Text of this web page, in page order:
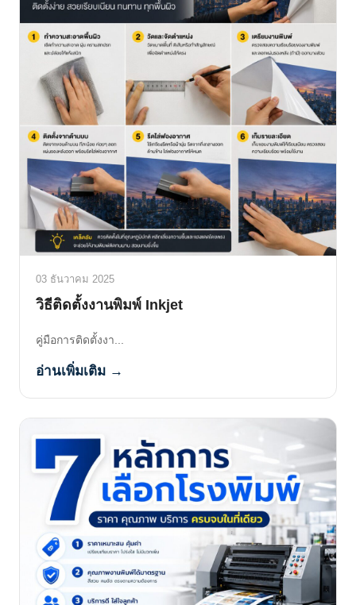
03 ธันวาคม 2025
วิธีติดตั้งงานพิมพ์ Inkjet
คู่มือการติดตั้งงา...
อ่านเพิ่มเติม →